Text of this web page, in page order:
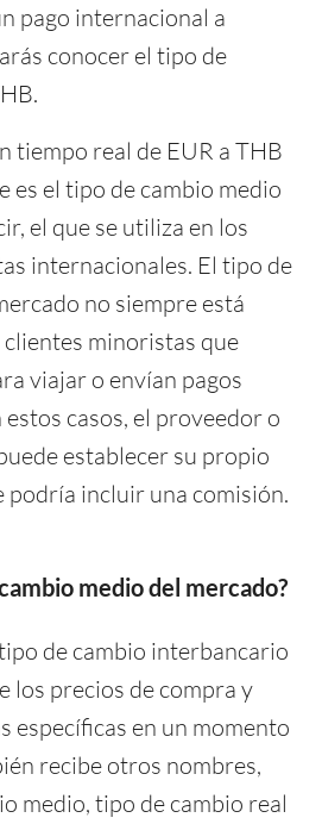
pago internacional a
conocer el tipo de
tiempo real de EUR a THB
es el tipo de cambio medio
el que se utiliza en los
internacionales. El tipo de
no siempre está
minoristas que
viajar o envían pagos
casos, el proveedor o
establecer su propio
podría incluir una comisión.
medio del mercado?
de cambio interbancario
los precios de compra y
específicas en un momento
recibe otros nombres,
medio, tipo de cambio real